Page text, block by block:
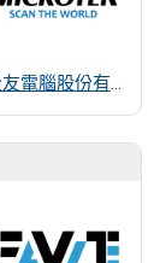
全友電腦股份有限公司